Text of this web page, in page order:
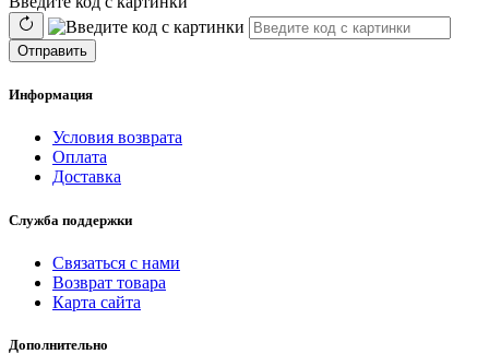
Отправить
Информация
Условия возврата
Оплата
Доставка
Служба поддержки
Связаться с нами
Возврат товара
Карта сайта
Дополнительно